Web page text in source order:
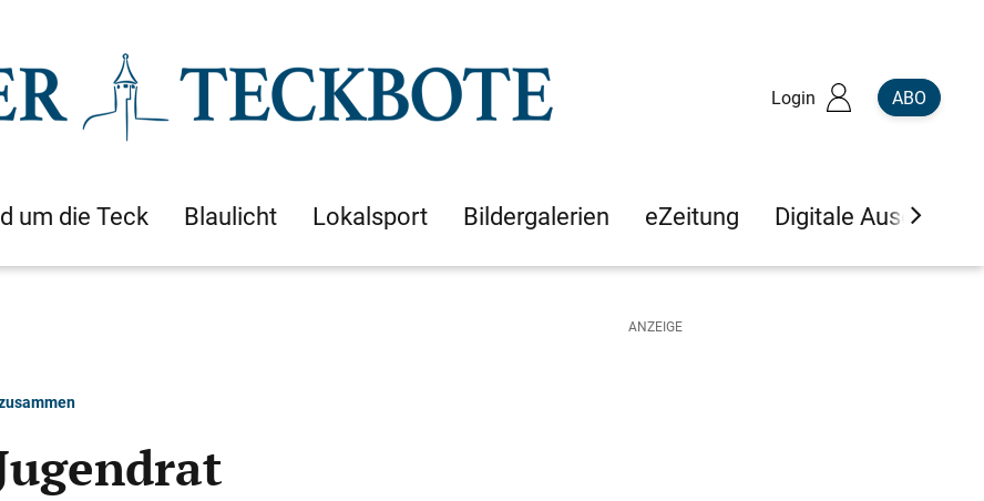
Login ABO
um die Teck Blaulicht Lokalsport Bildergalerien eZeitung Digitale Ausgaben